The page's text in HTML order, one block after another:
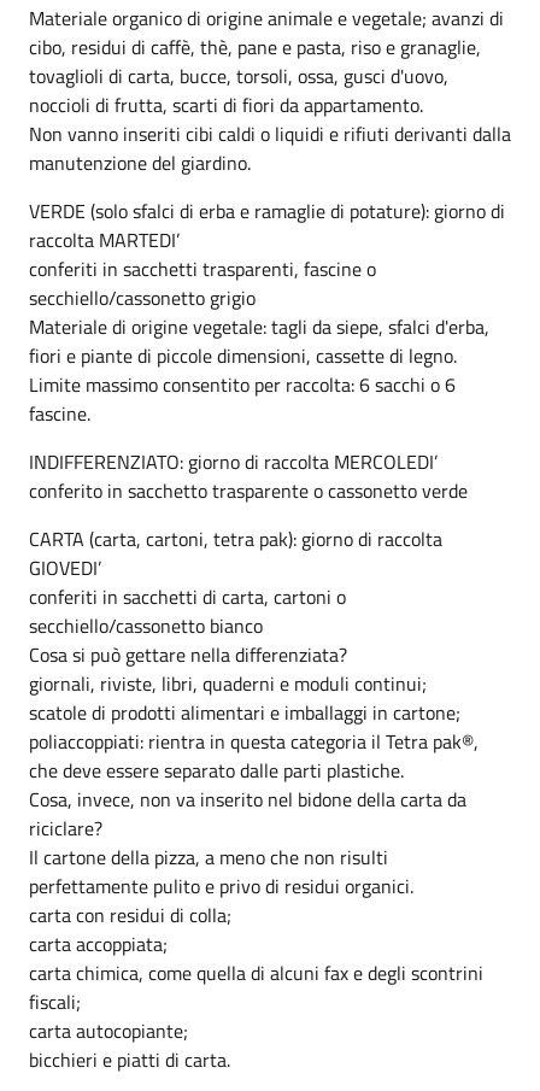
Materiale organico di origine animale e vegetale; avanzi di
cibo, residui di caffè, thè, pane e pasta, riso e granaglie,
tovaglioli di carta, bucce, torsoli, ossa, gusci d'uovo,
noccioli di frutta, scarti di fiori da appartamento.
Non vanno inseriti cibi caldi o liquidi e rifiuti derivanti dalla
manutenzione del giardino.
VERDE (solo sfalci di erba e ramaglie di potature): giorno di
raccolta MARTEDI’
conferiti in sacchetti trasparenti, fascine o
secchiello/cassonetto grigio
Materiale di origine vegetale: tagli da siepe, sfalci d'erba,
fiori e piante di piccole dimensioni, cassette di legno.
Limite massimo consentito per raccolta: 6 sacchi o 6
fascine.
INDIFFERENZIATO: giorno di raccolta MERCOLEDI’
conferito in sacchetto trasparente o cassonetto verde
CARTA (carta, cartoni, tetra pak): giorno di raccolta
GIOVEDI’
conferiti in sacchetti di carta, cartoni o
secchiello/cassonetto bianco
Cosa si può gettare nella differenziata?
giornali, riviste, libri, quaderni e moduli continui;
scatole di prodotti alimentari e imballaggi in cartone;
poliaccoppiati: rientra in questa categoria il Tetra pak®,
che deve essere separato dalle parti plastiche.
Cosa, invece, non va inserito nel bidone della carta da
riciclare?
Il cartone della pizza, a meno che non risulti
perfettamente pulito e privo di residui organici.
carta con residui di colla;
carta accoppiata;
carta chimica, come quella di alcuni fax e degli scontrini
fiscali;
carta autocopiante;
bicchieri e piatti di carta.